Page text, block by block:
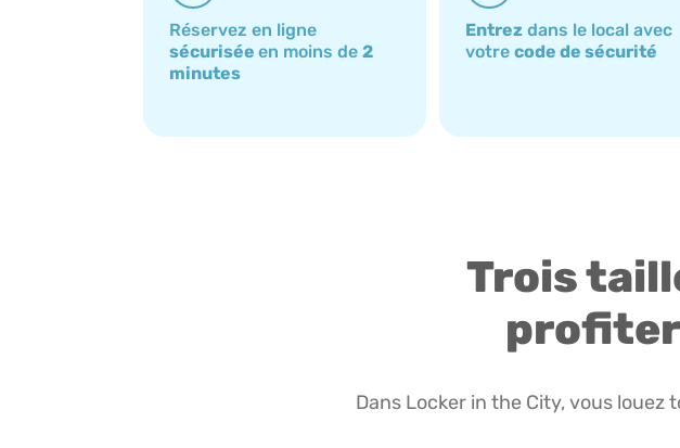
Réservez en ligne
sécurisée en moins de 2
minutes
Entrez dans le local avec
votre code de sécurité
Trois
profiter
Dans Locker in the City, vous louez